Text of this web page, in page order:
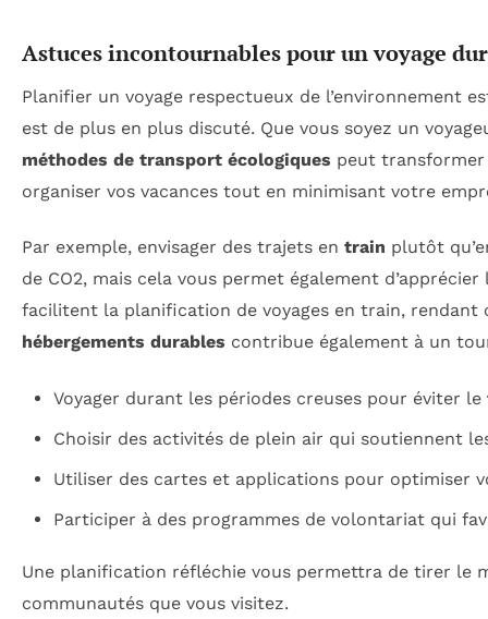
Astuces incontournables pour un voyage
Planifier un voyage respectueux de l’environnement
est de plus en plus discuté. Que vous soyez un
méthodes de transport écologiques peut transformer
organiser vos vacances tout en minimisant votre
Par exemple, envisager des trajets en train plutôt
de CO2, mais cela vous permet également
facilitent la planification de voyages en train,
hébergements durables contribue également à un
Voyager durant les périodes creuses pour éviter le
Choisir des activités de plein air qui soutiennent
Utiliser des cartes et applications pour optimiser
Participer à des programmes de volontariat qui
Une planification réfléchie vous permettra de tirer le
communautés que vous visitez.